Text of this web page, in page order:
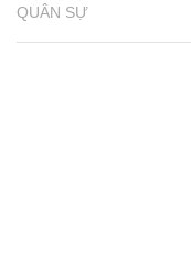
QUÂN SỰ